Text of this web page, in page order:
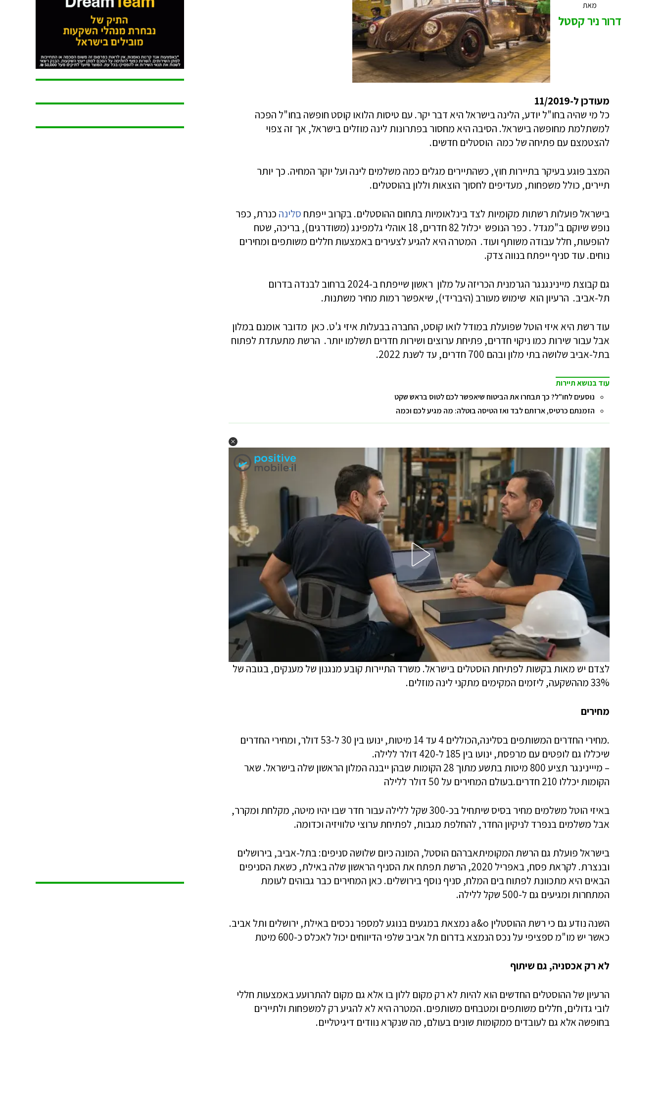
מאת
דרור ניר קסטל
מעודכן ל-11/2019
כל מי שהיה בחו"ל יודע, הלינה בישראל היא דבר יקר. עם טיסות הלואו קוסט חופשה בחו"ל הפכה
למשתלמת מחופשה בישראל. הסיבה היא מחסור בפתרונות לינה מוזלים בישראל, אך זה צפוי
להצטמצם עם פתיחה של כמה הוסטלים חדשים.
המצב פוגע בעיקר בתיירות חוץ, כשהתיירים מגלים כמה משלמים לינה ועל יוקר המחיה. כך יותר
תיירים, כולל משפחות, מעדיפים לחסוך הוצאות וללון בהוסטלים.
בישראל פועלות רשתות מקומיות לצד בינלאומיות בתחום ההוסטלים. בקרוב ייפתח סלינה כנרת, כפר
נופש שיוקם ב"מגדל . כפר הנופש יכלול 82 חדרים, 18 אוהלי גלמפינג (משודרגים), בריכה, שטח
להופעות, חלל עבודה משותף ועוד. המטרה היא להגיע לצעירים באמצעות חללים משותפים ומחירים
נוחים. עוד סניף ייפתח בנווה צדק.
גם קבוצת מיינינגנגר הגרמנית הכריזה על מלון ראשון שייפתח ב-2024 ברחוב לבנדה בדרום
תל-אביב. הרעיון הוא שימוש מעורב (היברידי), שיאפשר רמות מחיר משתנות.
עוד רשת היא איזי הוטל שפועלת במודל לואו קוסט, החברה בבעלות איזי ג'ט. כאן מדובר אומנם במלון
אבל עבור שירות כמו ניקוי חדרים, פתיחת ערוצים ושירות חדרים תשלמו יותר. הרשת מתעתדת לפתוח
בתל-אביב שלושה בתי מלון ובהם 700 חדרים, עד לשנת 2022.
עוד בנושא תיירות
נוסעים לחו"ל? כך תבחרו את הביטוח שיאפשר לכם לטוס בראש שקט
הזמנתם כרטיס, ארזתם לבד ואז הטיסה בוטלה: מה מגיע לכם וכמה
לצדם יש מאות בקשות לפתיחת הוסטלים בישראל. משרד התיירות קובע מנגנון של מענקים, בגובה של
33% מההשקעה, ליזמים המקימים מתקני לינה מוזלים.
מחירים
.מחירי החדרים המשותפים בסלינה,הכוללים 4 עד 14 מיטות, ינועו בין 30 ל-53 דולר, ומחירי החדרים
שיכללו גם לופטים עם מרפסת, ינועו בין 185 ל-420 דולר ללילה.
– מייינינגר תציע 800 מיטות בתשע מתוך 28 הקומות שבהן ייבנה המלון הראשון שלה בישראל. שאר
הקומות יכללו 210 חדרים.בעולם המחירים על 50 דולר ללילה
באיזי הוטל משלמים מחיר בסיס שיתחיל בכ-300 שקל ללילה עבור חדר שבו יהיו מיטה, מקלחת ומקרר,
אבל משלמים בנפרד לניקיון החדר, להחלפת מגבות, לפתיחת ערוצי טלוויזיה וכדומה.
בישראל פועלת גם הרשת המקומיתאברהם הוסטל, המונה כיום שלושה סניפים: בתל-אביב, בירושלים
ובנצרת. לקראת פסח, באפריל 2020, הרשת תפתח את הסניף הראשון שלה באילת, כשאת הסניפים
הבאים היא מתכוונת לפתוח בים המלח, סניף נוסף בירושלים. כאן המחירים כבר גבוהים לעומת
המתחרות ומגיעים גם ל-500 שקל ללילה.
השנה נודע גם כי רשת ההוסטלין a&o נמצאת במגעים בנוגע למספר נכסים באילת, ירושלים ותל אביב.
כאשר יש מו"מ ספציפי על נכס הנמצא בדרום תל אביב שלפי הדיווחים יכול לאכלס כ-600 מיטת
לא רק אכסניה, גם שיתוף
הרעיון של ההוסטלים החדשים הוא להיות לא רק מקום ללון בו אלא גם מקום להתרועע באמצעות חללי
לובי גדולים, חללים משותפים ומטבחים משותפים. המטרה היא לא להגיע רק למשפחות ולתיירים
בחופשה אלא גם לעובדים ממקומות שונים בעולם, מה שנקרא נוודים דיגיטליים.